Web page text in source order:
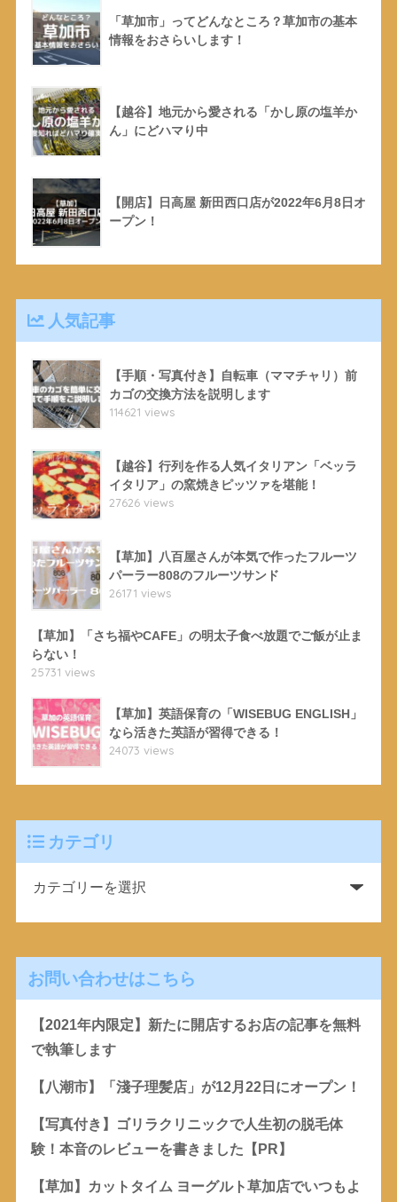
「草加市」ってどんなところ？草加市の基本
情報をおさらいします！
【越谷】地元から愛される「かし原の塩羊か
ん」にどハマり中
【開店】日高屋 新田西口店が2022年6月8日オ
ープン！
人気記事
【手順・写真付き】自転車（ママチャリ）前
カゴの交換方法を説明します
114621 views
【越谷】行列を作る人気イタリアン「ベッラ
イタリア」の窯焼きピッツァを堪能！
27626 views
【草加】八百屋さんが本気で作ったフルーツ
パーラー808のフルーツサンド
26171 views
【草加】「さち福やCAFE」の明太子食べ放題でご飯が止ま
らない！
25731 views
【草加】英語保育の「WISEBUG ENGLISH」
なら活きた英語が習得できる！
24073 views
カテゴリ
お問い合わせはこちら
【2021年内限定】新たに開店するお店の記事を無料
で執筆します
【八潮市】「淺子理髪店」が12月22日にオープン！
【写真付き】ゴリラクリニックで人生初の脱毛体
験！本音のレビューを書きました【PR】
【草加】カットタイム ヨーグルト草加店でいつもよ